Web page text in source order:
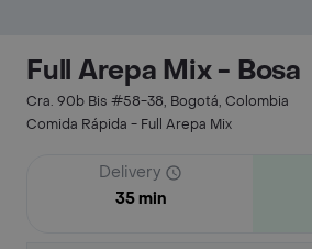
Full Arepa Mix - Bosa
Cra. 90b Bis #58-38, Bogotá, Colombia
Comida Rápida - Full Arepa Mix
Delivery
35 min